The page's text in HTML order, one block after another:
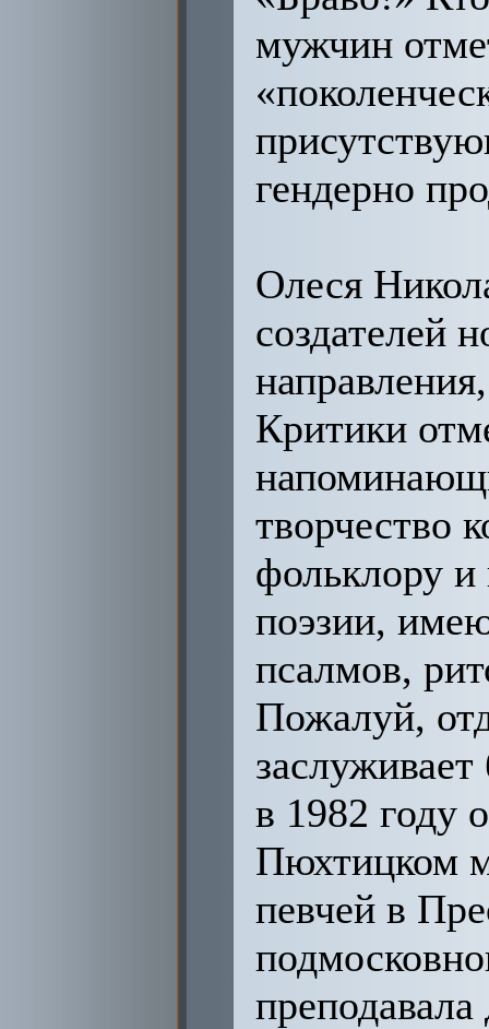
мужчин
гендерно
Олеся
создателей
Критики
творчество
фольклору и
поэзии,
псалмов,
Пожалуй,
в 1982 году
Пюхтицком
певчей в